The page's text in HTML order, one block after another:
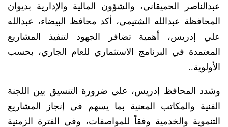
عبدالناصر الحميقاني، والشؤون المالية والإدارية بديوان
المحافظة عبدالله الشتيمي، أكد محافظ البيضاء، عبدالله
علي إدريس، أهمية تضافر الجهود لتنفيذ المشاريع
المعتمدة في البرنامج الاستثماري للعام الجاري، بحسب
الأولوية..
وشدد المحافظ إدريس، على ضرورة التنسيق بين اللجنة
الفنية والمكاتب المعنية بما يسهم في إنجاز المشاريع
التنموية والخدمية وفقاً للمواصفات، وفي الفترة الزمنية